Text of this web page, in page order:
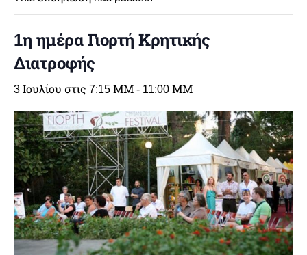
1η ημέρα Γιορτή Κρητικής
Διατροφής
3 Ιουλίου στις 7:15 ΜΜ - 11:00 ΜΜ